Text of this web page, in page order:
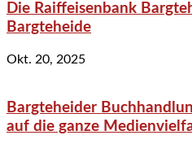
Die Raiffeisenbank
Bargteheide
Okt. 20, 2025
Bargteheider
auf die ganze